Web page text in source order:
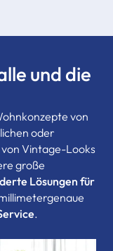
und die
von
oder
Vintage-Looks
große
Lösungen für
.